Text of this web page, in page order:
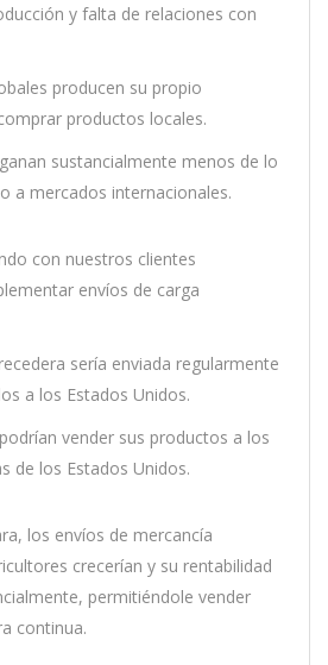
y falta de relaciones con
producen su propio
productos locales.
sustancialmente menos de lo
a mercados internacionales.
con nuestros clientes
envíos de carga
sería enviada regularmente
a los Estados Unidos.
vender sus productos a los
de los Estados Unidos.
los envíos de mercancía
crecerían y su rentabilidad
permitiéndole vender
continua.